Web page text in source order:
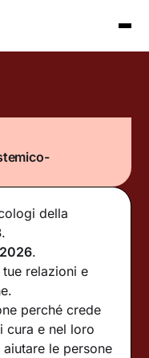
della
.
2026.
relazioni e
perché crede
cura e nel loro
le persone